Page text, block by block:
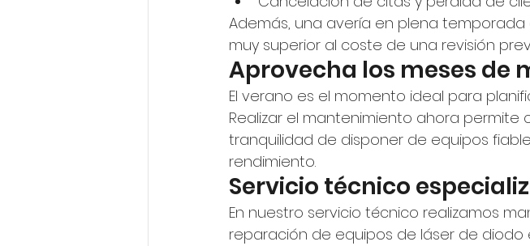
Además, una avería en plena
muy superior al coste de una revisión
Aprovecha los meses de
El verano es el momento ideal para
Realizar el mantenimiento ahora
tranquilidad de disponer de equipos
rendimiento.
Servicio técnico
En nuestro servicio técnico realizamos
reparación de equipos de láser de diodo